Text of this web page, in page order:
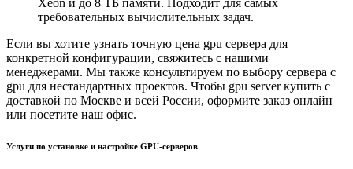
Xeon и до 8 ТБ памяти. Подходит для самых
требовательных вычислительных задач.
Если вы хотите узнать точную цена gpu сервера для
конкретной конфигурации, свяжитесь с нашими
менеджерами. Мы также консультируем по выбору сервера c
gpu для нестандартных проектов. Чтобы gpu server купить с
доставкой по Москве и всей России, оформите заказ онлайн
или посетите наш офис.
Услуги по установке и настройке GPU-серверов